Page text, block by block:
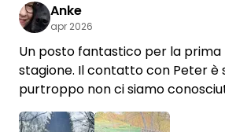
Anke
apr 2026
Un posto fantastico per la
stagione. Il contatto con Peter è
purtroppo non ci siamo
ho apprezzato moltissimo il
proprietà è situata in una